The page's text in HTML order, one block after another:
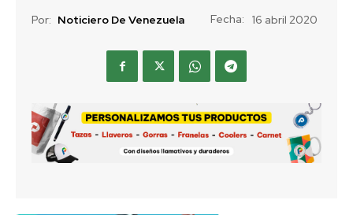
Por: Noticiero De Venezuela Fecha: 16 abril 2020